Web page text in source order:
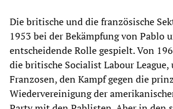
Die britische und die französische
1953 bei der Bekämpfung von Pablo
entscheidende Rolle gespielt. Von
die britische Socialist Labour
Franzosen, den Kampf gegen die
Wiedervereinigung der